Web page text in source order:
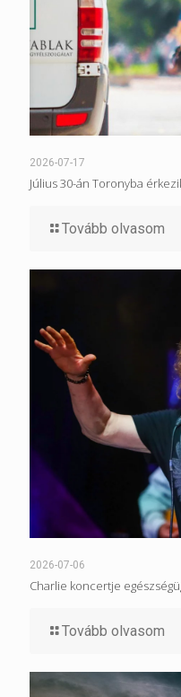
2026-07-17
Július 30-án Toronyba
Tovább olvasom
2026-07-06
Charlie koncertje
Tovább olvasom